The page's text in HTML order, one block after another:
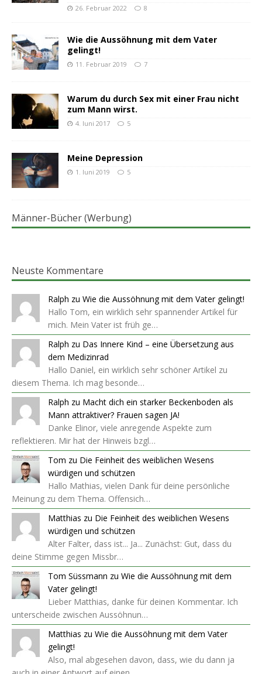
26. Februar 2022 8
Wie die Aussöhnung mit dem Vater
gelingt!
11. Februar 2019 7
Warum du durch Sex mit einer Frau nicht
zum Mann wirst.
4. Juni 2017 5
Meine Depression
1. Juni 2019 5
Männer-Bücher (Werbung)
Neuste Kommentare
Ralph zu Wie die Aussöhnung mit dem Vater gelingt!
Hallo Tom, ein wirklich sehr spannender Artikel für
mich. Mein Vater ist früh ge…
Ralph zu Das Innere Kind – eine Übersetzung aus
dem Medizinrad
Hallo Daniel, ein wirklich sehr schöner Artikel zu
diesem Thema. Ich mag besonde…
Ralph zu Macht dich ein starker Beckenboden als
Mann attraktiver? Frauen sagen JA!
Danke Elinor, viele anregende Aspekte zum
reflektieren. Mir hat der Hinweis bzgl…
Tom zu Die Feinheit des weiblichen Wesens
würdigen und schützen
Hallo Mathias, vielen Dank für deine persönliche
Meinung zu dem Thema. Offensich…
Matthias zu Die Feinheit des weiblichen Wesens
würdigen und schützen
Alter Falter, dass ist... Ja... Zunächst: Gut, dass du
deine Stimme gegen Missbr…
Tom Süssmann zu Wie die Aussöhnung mit dem
Vater gelingt!
Lieber Matthias, danke für deinen Kommentar. Ich
unterscheide zwischen Aussöhnun…
Matthias zu Wie die Aussöhnung mit dem Vater
gelingt!
Also, mal abgesehen davon, dass, wie du dann ja